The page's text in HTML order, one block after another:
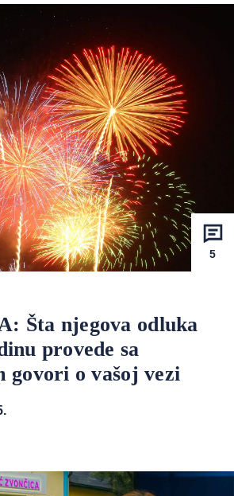
5
Šta njegova odluka
provede sa
govori o vašoj vezi